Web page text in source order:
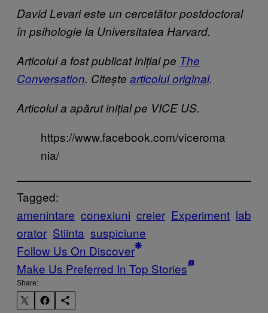
David Levari este un cercetător postdoctoral
în psihologie la Universitatea Harvard.
Articolul a fost publicat inițial pe The
Conversation. Citește articolul original.
Articolul a apărut inițial pe VICE US.
https://www.facebook.com/viceroma
nia/
Tagged:
amenintare conexiuni creier Experiment lab
orator Stiinta suspiciune
Follow Us On Discover
Make Us Preferred In Top Stories
Share: